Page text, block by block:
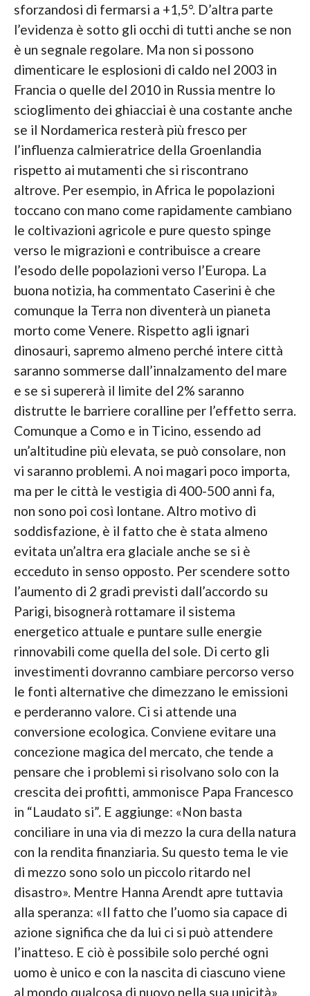
sforzandosi di fermarsi a +1,5°. D’altra parte
l’evidenza è sotto gli occhi di tutti anche se non
è un segnale regolare. Ma non si possono
dimenticare le esplosioni di caldo nel 2003 in
Francia o quelle del 2010 in Russia mentre lo
scioglimento dei ghiacciai è una costante anche
se il Nordamerica resterà più fresco per
l’influenza calmieratrice della Groenlandia
rispetto ai mutamenti che si riscontrano
altrove. Per esempio, in Africa le popolazioni
toccano con mano come rapidamente cambiano
le coltivazioni agricole e pure questo spinge
verso le migrazioni e contribuisce a creare
l’esodo delle popolazioni verso l’Europa. La
buona notizia, ha commentato Caserini è che
comunque la Terra non diventerà un pianeta
morto come Venere. Rispetto agli ignari
dinosauri, sapremo almeno perché intere città
saranno sommerse dall’innalzamento del mare
e se si supererà il limite del 2% saranno
distrutte le barriere coralline per l’effetto serra.
Comunque a Como e in Ticino, essendo ad
un’altitudine più elevata, se può consolare, non
vi saranno problemi. A noi magari poco importa,
ma per le città le vestigia di 400-500 anni fa,
non sono poi così lontane. Altro motivo di
soddisfazione, è il fatto che è stata almeno
evitata un’altra era glaciale anche se si è
ecceduto in senso opposto. Per scendere sotto
l’aumento di 2 gradi previsti dall’accordo su
Parigi, bisognerà rottamare il sistema
energetico attuale e puntare sulle energie
rinnovabili come quella del sole. Di certo gli
investimenti dovranno cambiare percorso verso
le fonti alternative che dimezzano le emissioni
e perderanno valore. Ci si attende una
conversione ecologica. Conviene evitare una
concezione magica del mercato, che tende a
pensare che i problemi si risolvano solo con la
crescita dei profitti, ammonisce Papa Francesco
in “Laudato si”. E aggiunge: «Non basta
conciliare in una via di mezzo la cura della natura
con la rendita finanziaria. Su questo tema le vie
di mezzo sono solo un piccolo ritardo nel
disastro». Mentre Hanna Arendt apre tuttavia
alla speranza: «Il fatto che l’uomo sia capace di
azione significa che da lui ci si può attendere
l’inatteso. E ciò è possibile solo perché ogni
uomo è unico e con la nascita di ciascuno viene
al mondo qualcosa di nuovo nella sua unicità».